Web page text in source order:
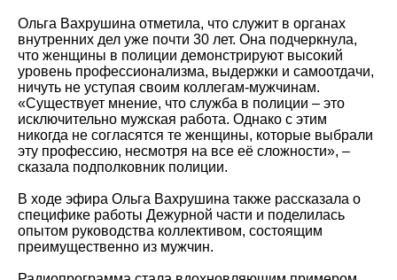
Ольга Вахрушина отметила, что служит в органах
внутренних дел уже почти 30 лет. Она подчеркнула,
что женщины в полиции демонстрируют высокий
уровень профессионализма, выдержки и самоотдачи,
ничуть не уступая своим коллегам-мужчинам.
«Существует мнение, что служба в полиции – это
исключительно мужская работа. Однако с этим
никогда не согласятся те женщины, которые выбрали
эту профессию, несмотря на все её сложности», –
сказала подполковник полиции.
В ходе эфира Ольга Вахрушина также рассказала о
специфике работы Дежурной части и поделилась
опытом руководства коллективом, состоящим
преимущественно из мужчин.